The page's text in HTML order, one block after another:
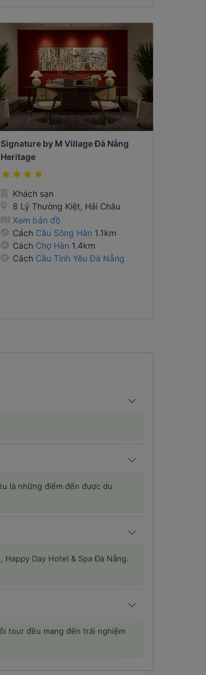
Signature by M Village Đà Nẵng
Heritage
Khách sạn
8 Lý Thường Kiệt, Hải Châu
Xem bản đồ
Cách Cầu Sông Hàn 1.1km
Cách Chợ Hàn 1.4km
Cách Cầu Tình Yêu Đà Nẵng
là những điểm đến được du
Day Hotel & Spa Đà Nẵng.
tour đều mang đến trải nghiệm